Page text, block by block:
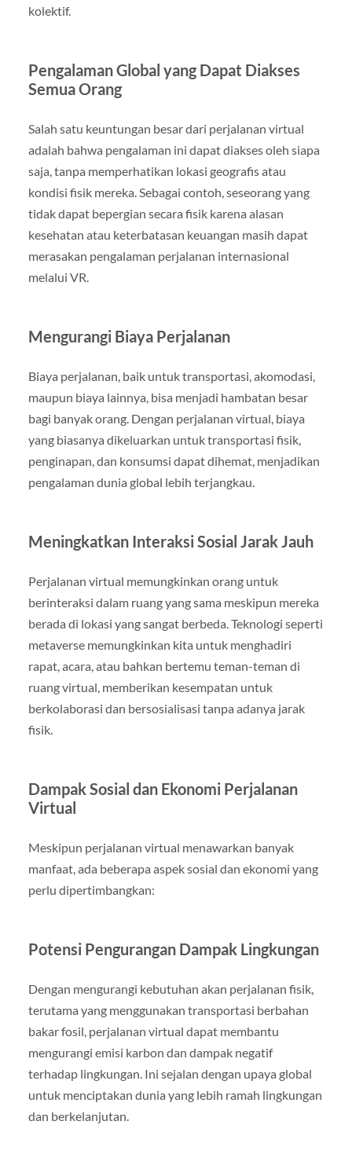
kolektif.
Pengalaman Global yang Dapat Diakses
Semua Orang
Salah satu keuntungan besar dari perjalanan virtual
adalah bahwa pengalaman ini dapat diakses oleh siapa
saja, tanpa memperhatikan lokasi geografis atau
kondisi fisik mereka. Sebagai contoh, seseorang yang
tidak dapat bepergian secara fisik karena alasan
kesehatan atau keterbatasan keuangan masih dapat
merasakan pengalaman perjalanan internasional
melalui VR.
Mengurangi Biaya Perjalanan
Biaya perjalanan, baik untuk transportasi, akomodasi,
maupun biaya lainnya, bisa menjadi hambatan besar
bagi banyak orang. Dengan perjalanan virtual, biaya
yang biasanya dikeluarkan untuk transportasi fisik,
penginapan, dan konsumsi dapat dihemat, menjadikan
pengalaman dunia global lebih terjangkau.
Meningkatkan Interaksi Sosial Jarak Jauh
Perjalanan virtual memungkinkan orang untuk
berinteraksi dalam ruang yang sama meskipun mereka
berada di lokasi yang sangat berbeda. Teknologi seperti
metaverse memungkinkan kita untuk menghadiri
rapat, acara, atau bahkan bertemu teman-teman di
ruang virtual, memberikan kesempatan untuk
berkolaborasi dan bersosialisasi tanpa adanya jarak
fisik.
Dampak Sosial dan Ekonomi Perjalanan
Virtual
Meskipun perjalanan virtual menawarkan banyak
manfaat, ada beberapa aspek sosial dan ekonomi yang
perlu dipertimbangkan:
Potensi Pengurangan Dampak Lingkungan
Dengan mengurangi kebutuhan akan perjalanan fisik,
terutama yang menggunakan transportasi berbahan
bakar fosil, perjalanan virtual dapat membantu
mengurangi emisi karbon dan dampak negatif
terhadap lingkungan. Ini sejalan dengan upaya global
untuk menciptakan dunia yang lebih ramah lingkungan
dan berkelanjutan.